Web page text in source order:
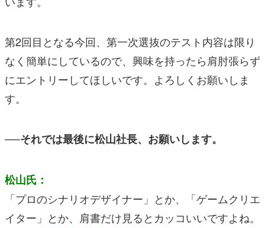
第2回目となる今回、第一次選抜のテスト内容は限り
なく簡単にしているので、興味を持ったら肩肘張らず
にエントリーしてほしいです。よろしくお願いしま
す。
──それでは最後に松山社長、お願いします。
松山氏：
「プロのシナリオデザイナー」とか、「ゲームクリエ
イター」とか、肩書だけ見るとカッコいいですよね。